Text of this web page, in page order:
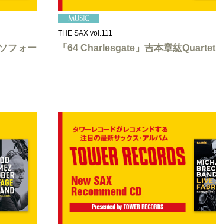
フォー
THE SAX vol.111
「64 Charlesgate」吉本章紘Quartet